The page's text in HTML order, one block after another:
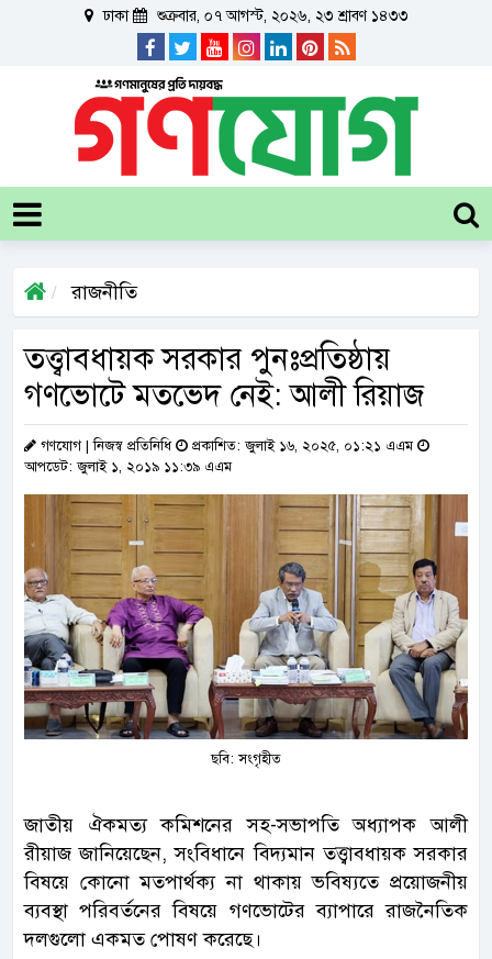
ঢাকা শুক্রবার, ০৭ আগস্ট, ২০২৬, ২৩ শ্রাবণ ১৪৩৩
রাজনীতি
তত্ত্বাবধায়ক সরকার পুনঃপ্রতিষ্ঠায়
গণভোটে মতভেদ নেই: আলী রিয়াজ
গণযোগ | নিজস্ব প্রতিনিধি
প্রকাশিত: জুলাই ১৬, ২০২৫, ০১:২১ এএম
আপডেট: জুলাই ১, ২০১৯ ১১:৩৯ এএম
ছবি: সংগৃহীত
জাতীয় ঐকমত্য কমিশনের সহ-সভাপতি অধ্যাপক আলী
রীয়াজ জানিয়েছেন, সংবিধানে বিদ্যমান তত্ত্বাবধায়ক সরকার
বিষয়ে কোনো মতপার্থক্য না থাকায় ভবিষ্যতে প্রয়োজনীয়
ব্যবস্থা পরিবর্তনের বিষয়ে গণভোটের ব্যাপারে রাজনৈতিক
দলগুলো একমত পোষণ করেছে।